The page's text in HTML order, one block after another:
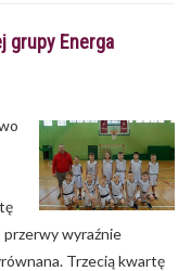
grupy Energa
wyraźnie
Trzecią kwartę